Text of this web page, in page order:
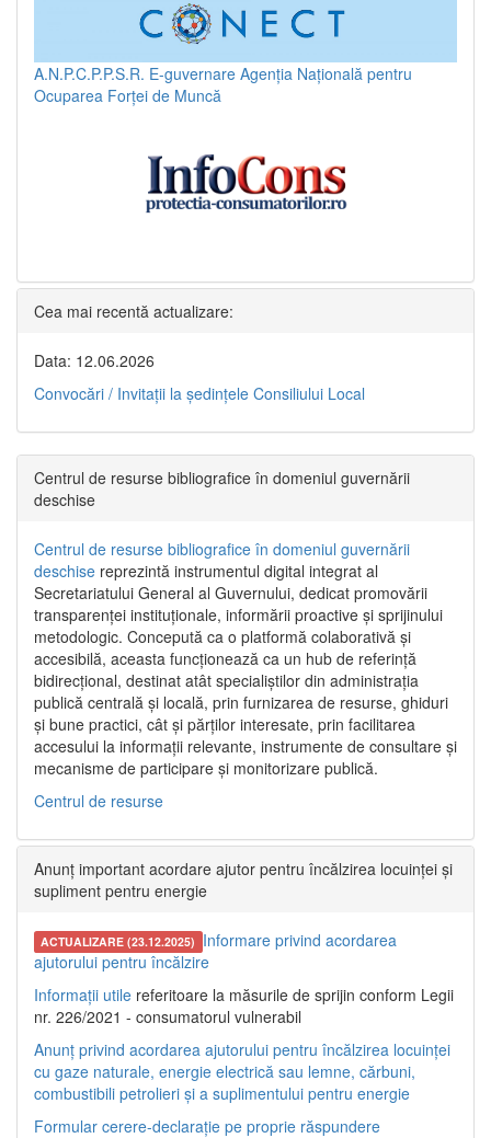
A.N.P.C.P.P.S.R. E-guvernare Agenția Națională pentru
Ocuparea Forței de Muncă
Cea mai recentă actualizare:
Data: 12.06.2026
Convocări / Invitaţii la şedinţele Consiliului Local
Centrul de resurse bibliografice în domeniul guvernării
deschise
Centrul de resurse bibliografice în domeniul guvernării
deschise reprezintă instrumentul digital integrat al
Secretariatului General al Guvernului, dedicat promovării
transparenței instituționale, informării proactive și sprijinului
metodologic. Concepută ca o platformă colaborativă și
accesibilă, aceasta funcționează ca un hub de referință
bidirecțional, destinat atât specialiștilor din administrația
publică centrală și locală, prin furnizarea de resurse, ghiduri
și bune practici, cât și părților interesate, prin facilitarea
accesului la informații relevante, instrumente de consultare și
mecanisme de participare și monitorizare publică.
Centrul de resurse
Anunț important acordare ajutor pentru încălzirea locuinței și
supliment pentru energie
ACTUALIZARE (23.12.2025) Informare privind acordarea
ajutorului pentru încălzire
Informații utile referitoare la măsurile de sprijin conform Legii
nr. 226/2021 - consumatorul vulnerabil
Anunț privind acordarea ajutorului pentru încălzirea locuinței
cu gaze naturale, energie electrică sau lemne, cărbuni,
combustibili petrolieri și a suplimentului pentru energie
Formular cerere-declarație pe proprie răspundere